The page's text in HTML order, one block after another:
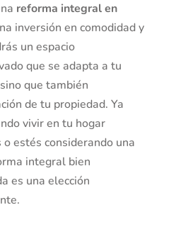
reforma integral en
inversión en comodidad y
un espacio
que se adapta a tu
que también
de tu propiedad. Ya
vivir en tu hogar
estés considerando una
integral bien
es una elección